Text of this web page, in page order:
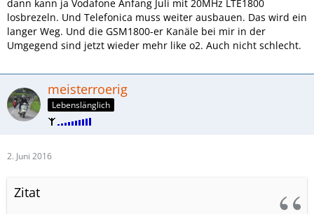
dann kann ja Vodafone Anfang Juli mit 20MHz LTE1800
losbrezeln. Und Telefonica muss weiter ausbauen. Das wird ein
langer Weg. Und die GSM1800-er Kanäle bei mir in der
Umgegend sind jetzt wieder mehr like o2. Auch nicht schlecht.
meisterroerig
Lebenslänglich
2. Juni 2016
Zitat